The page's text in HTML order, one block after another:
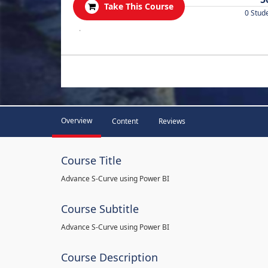
Take This Course
0
.
Overview Content Reviews
Course Title
Advance S-Curve using Power BI
Course Subtitle
Advance S-Curve using Power BI
Course Description